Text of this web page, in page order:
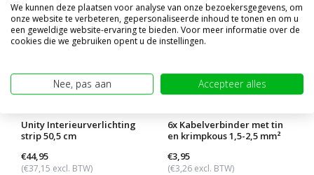
Unity Interieurverlichting
strip 50,5 cm
€44,95
(€37,15 excl. BTW)
6x Kabelverbinder met tin
en krimpkous 1,5-2,5 mm²
€3,95
(€3,26 excl. BTW)
We kunnen deze plaatsen voor analyse van onze bezoekersgegevens, om
onze website te verbeteren, gepersonaliseerde inhoud te tonen en om u
een geweldige website-ervaring te bieden. Voor meer informatie over de
cookies die we gebruiken opent u de instellingen.
Nee, pas aan Accepteer alles